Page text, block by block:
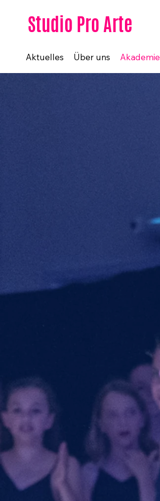
Studio Pro Arte
Aktuelles Über uns Akademie